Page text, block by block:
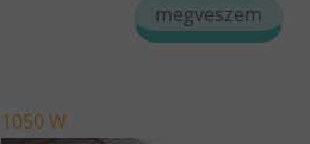
megveszem
1050 W